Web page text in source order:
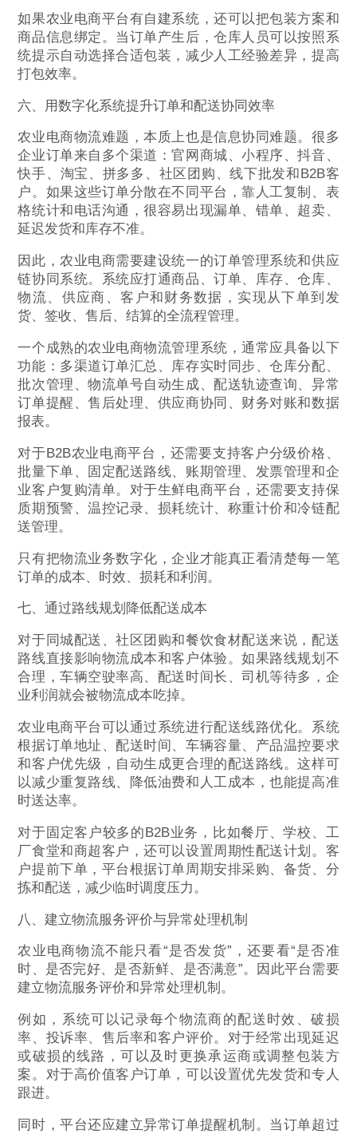
如果农业电商平台有自建系统，还可以把包装方案和
商品信息绑定。当订单产生后，仓库人员可以按照系
统提示自动选择合适包装，减少人工经验差异，提高
打包效率。
六、用数字化系统提升订单和配送协同效率
农业电商物流难题，本质上也是信息协同难题。很多
企业订单来自多个渠道：官网商城、小程序、抖音、
快手、淘宝、拼多多、社区团购、线下批发和B2B客
户。如果这些订单分散在不同平台，靠人工复制、表
格统计和电话沟通，很容易出现漏单、错单、超卖、
延迟发货和库存不准。
因此，农业电商需要建设统一的订单管理系统和供应
链协同系统。系统应打通商品、订单、库存、仓库、
物流、供应商、客户和财务数据，实现从下单到发
货、签收、售后、结算的全流程管理。
一个成熟的农业电商物流管理系统，通常应具备以下
功能：多渠道订单汇总、库存实时同步、仓库分配、
批次管理、物流单号自动生成、配送轨迹查询、异常
订单提醒、售后处理、供应商协同、财务对账和数据
报表。
对于B2B农业电商平台，还需要支持客户分级价格、
批量下单、固定配送路线、账期管理、发票管理和企
业客户复购清单。对于生鲜电商平台，还需要支持保
质期预警、温控记录、损耗统计、称重计价和冷链配
送管理。
只有把物流业务数字化，企业才能真正看清楚每一笔
订单的成本、时效、损耗和利润。
七、通过路线规划降低配送成本
对于同城配送、社区团购和餐饮食材配送来说，配送
路线直接影响物流成本和客户体验。如果路线规划不
合理，车辆空驶率高、配送时间长、司机等待多，企
业利润就会被物流成本吃掉。
农业电商平台可以通过系统进行配送线路优化。系统
根据订单地址、配送时间、车辆容量、产品温控要求
和客户优先级，自动生成更合理的配送路线。这样可
以减少重复路线、降低油费和人工成本，也能提高准
时送达率。
对于固定客户较多的B2B业务，比如餐厅、学校、工
厂食堂和商超客户，还可以设置周期性配送计划。客
户提前下单，平台根据订单周期安排采购、备货、分
拣和配送，减少临时调度压力。
八、建立物流服务评价与异常处理机制
农业电商物流不能只看“是否发货”，还要看“是否准
时、是否完好、是否新鲜、是否满意”。因此平台需要
建立物流服务评价和异常处理机制。
例如，系统可以记录每个物流商的配送时效、破损
率、投诉率、售后率和客户评价。对于经常出现延迟
或破损的线路，可以及时更换承运商或调整包装方
案。对于高价值客户订单，可以设置优先发货和专人
跟进。
同时，平台还应建立异常订单提醒机制。当订单超过